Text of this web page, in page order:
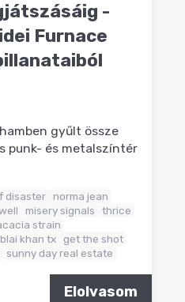
-
Furnace
gyűlt össze
punk- és metalszíntér
disaster norma jean
misery signals
thrice
strain
khan tx
get the shot
sunny day real estate
Elolvasom